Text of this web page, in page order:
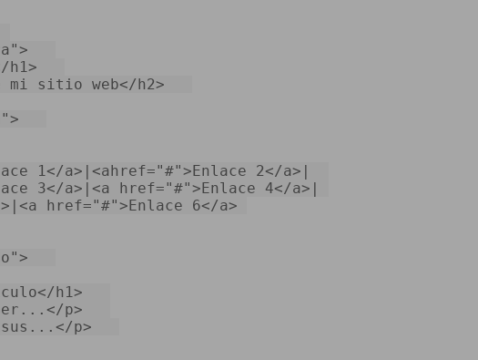
>
h1>
mi sitio web</h2>
>
1</a> |<ahref="#">Enlace 2</a> |
3</a> | <a href="#">Enlace 4</a>
> | <a href="#">Enlace 6</a>
>
</h1>
</p>
</p>